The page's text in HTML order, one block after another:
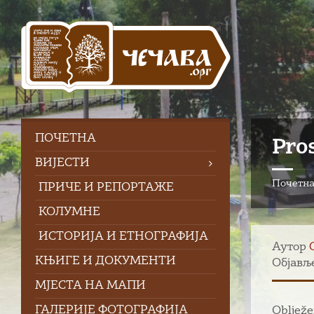
Skip
content
Skip
left
sidebar
Skip
footer
Почетна
Аутор
ПOЧЕТНА
ВИЈЕСТИ
ПРИЧЕ И РЕПОРТАЖЕ
КОЛУМНЕ
ИСТОРИЈА И ЕТНОГРАФИЈА
КЊИГЕ И ДОКУМЕНТИ
МЈЕСТА НА МАПИ
ГАЛЕРИЈЕ ФОТОГРАФИЈА